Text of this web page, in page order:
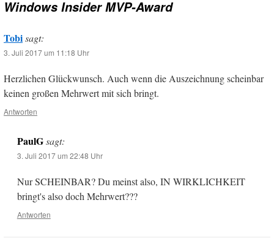
Windows Insider MVP-Award
Tobisagt:
3. Juli 2017 um 11:18 Uhr
Herzlichen Glückwunsch. Auch wenn die Auszeichnung scheinbar
keinen großen Mehrwert mit sich bringt.
Antworten
PaulG sagt:
3. Juli 2017 um 22:48 Uhr
Nur SCHEINBAR? Du meinst also, IN WIRKLICHKEIT
bringt's also doch Mehrwert???
Antworten